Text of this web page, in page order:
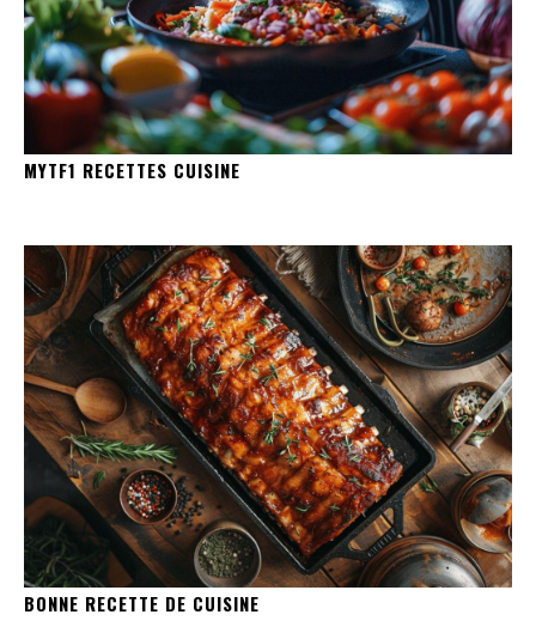
MYTF1 RECETTES CUISINE
BONNE RECETTE DE CUISINE